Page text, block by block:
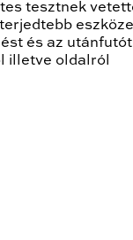
tesztnek
és az
illetve oldalról